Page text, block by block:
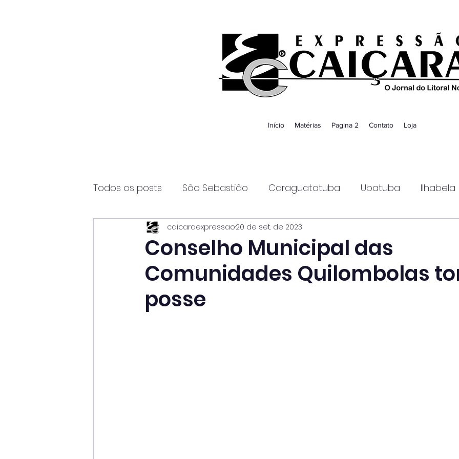
Início Matérias Pagina 2 Contato Loja
Todos os posts São Sebastião Caraguatatuba Ubatuba Ilhabela
Página2 Itanhaém Guaratinguetá
Conselho Municipal das
Comunidades Quilombolas
posse
caicaraexpressao20 de set. de 2023